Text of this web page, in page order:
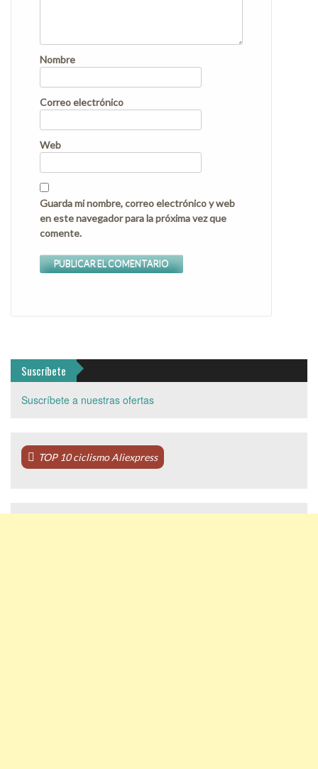
Nombre
Correo electrónico
Web
Guarda mi nombre, correo electrónico y web
en este navegador para la próxima vez que
comente.
Suscríbete
Suscríbete a nuestras ofertas
TOP 10 ciclismo Aliexpress